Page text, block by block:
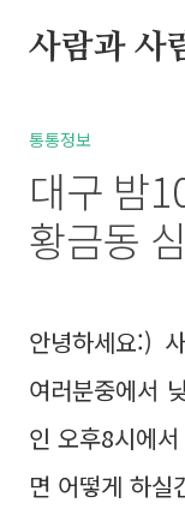
사람과 사
북부정류장 레스카페
통통정보
대구 밤
황금동
안녕하세요:)
여러분중에서
인 오후8시에
면 어떻게 하실